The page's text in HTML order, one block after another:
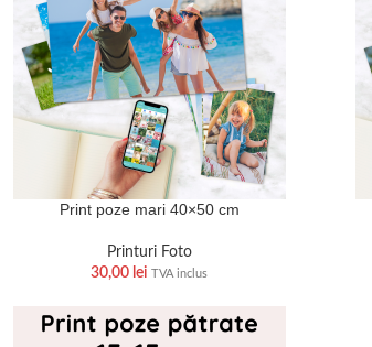
Print poze mari 40×50 cm
Printuri Foto
30,00 lei TVA inclus